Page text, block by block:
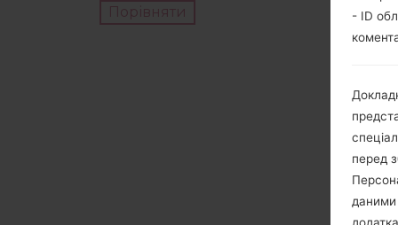
Порівняти
- ID
перед
даними